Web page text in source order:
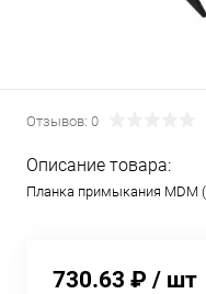
Отзывов: 0
Описание товара:
Планка примыкания
730.63 ₽ / шт